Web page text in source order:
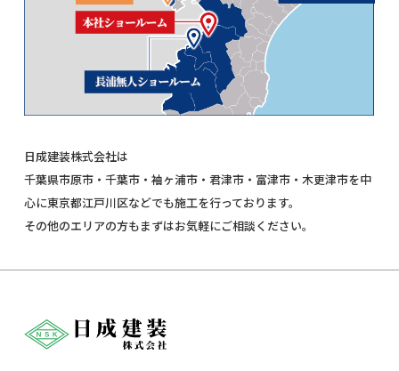
日成建装株式会社は
千葉県市原市・千葉市・袖ヶ浦市・君津市・富津市・木更津市を中
心に東京都江戸川区などでも施工を行っております。
その他のエリアの方もまずはお気軽にご相談ください。